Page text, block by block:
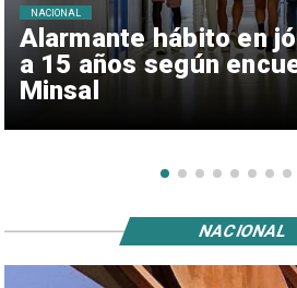
Alarmante hábito en
a 15 años según
Minsal
NACIONAL
NACIONAL